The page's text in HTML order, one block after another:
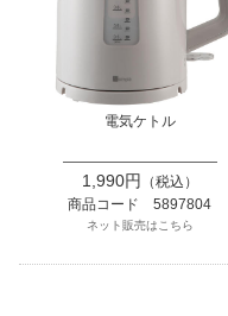
電気ケトル
1,990円
（税込）
商品コード 5897804
ネット販売はこちら